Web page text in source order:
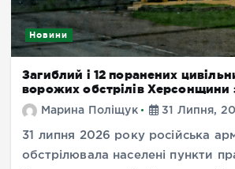
Новини
Загиблий і 12 поранених
ворожих обстрілів Херсонщини
Марина Поліщук 31 Липня,
31 липня 2026 року російська
обстрілювала населені пункти